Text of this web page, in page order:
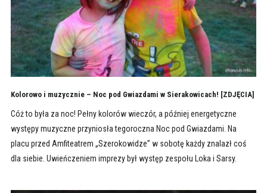
Kolorowo i muzycznie – Noc pod Gwiazdami w Sierakowicach! [ZDJĘCIA]
Cóż to była za noc! Pełny kolorów wieczór, a później energetyczne
występy muzyczne przyniosła tegoroczna Noc pod Gwiazdami. Na
placu przed Amfiteatrem „Szerokowidze” w sobotę każdy znalazł coś
dla siebie. Uwieńczeniem imprezy był występ zespołu Loka i Sarsy.